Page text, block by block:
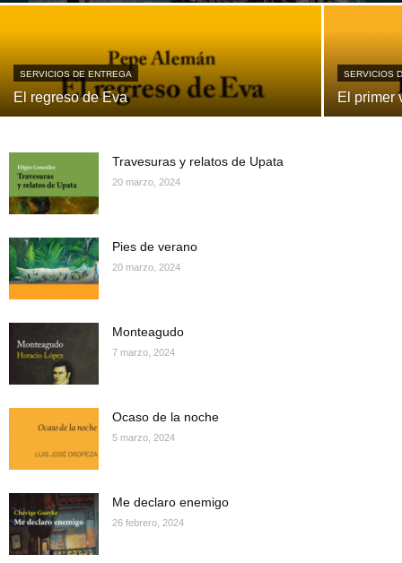
SERVICIOS DE ENTREGA
El regreso de Eva
SERVICIOS
El primer
Travesuras y relatos de Upata
20 marzo, 2024
Pies de verano
20 marzo, 2024
Monteagudo
7 marzo, 2024
Ocaso de la noche
5 marzo, 2024
Me declaro enemigo
26 febrero, 2024